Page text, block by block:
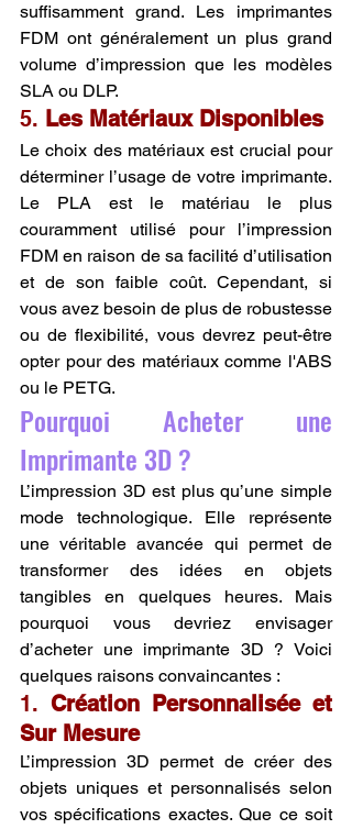
suffisamment grand. Les imprimantes
FDM ont généralement un plus grand
volume d’impression que les modèles
SLA ou DLP.
5. Les Matériaux Disponibles
Le choix des matériaux est crucial pour
déterminer l’usage de votre imprimante.
Le PLA est le matériau le plus
couramment utilisé pour l’impression
FDM en raison de sa facilité d’utilisation
et de son faible coût. Cependant, si
vous avez besoin de plus de robustesse
ou de flexibilité, vous devrez peut-être
opter pour des matériaux comme l'ABS
ou le PETG.
Pourquoi Acheter une
Imprimante 3D ?
L’impression 3D est plus qu’une simple
mode technologique. Elle représente
une véritable avancée qui permet de
transformer des idées en objets
tangibles en quelques heures. Mais
pourquoi vous devriez envisager
d’acheter une imprimante 3D ? Voici
quelques raisons convaincantes :
1. Création Personnalisée et
Sur Mesure
L’impression 3D permet de créer des
objets uniques et personnalisés selon
vos spécifications exactes. Que ce soit